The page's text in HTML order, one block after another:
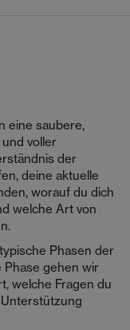
eine saubere,
und voller
der
deine aktuelle
worauf du dich
welche Art von
Phasen der
Phase gehen wir
welche Fragen du